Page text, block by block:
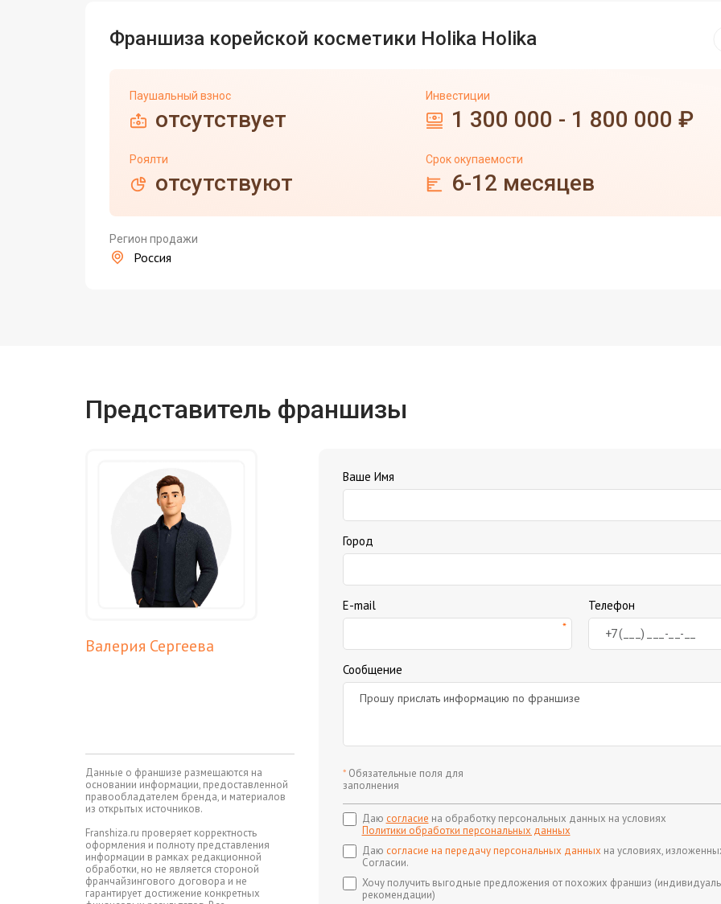
Франшиза корейской косметики Holika Holika
Паушальный взнос
отсутствует
Инвестиции
1 300 000 - 1 800 000 ₽
Роялти
отсутствуют
Срок окупаемости
6-12 месяцев
Регион продажи
Россия
Представитель франшизы
Валерия Сергеева
Данные о франшизе размещаются на
основании информации, предоставленной
правообладателем бренда, и материалов
из открытых источников.
Franshiza.ru проверяет корректность
оформления и полноту представления
информации в рамках редакционной
обработки, но не является стороной
франчайзингового договора и не
гарантирует достижение конкретных
Ваше Имя
Город
E-mail Телефон
Сообщение
* Обязательные поля для
заполнения
Даю согласие на обработку персональных данных на условиях
Политики обработки персональных данных
Даю согласие на передачу персональных данных на условиях,
Согласии.
Хочу получить выгодные предложения от похожих франшиз
рекомендации)